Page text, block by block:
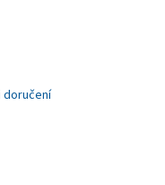
doručení